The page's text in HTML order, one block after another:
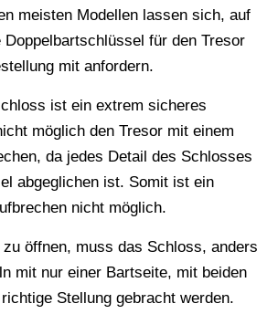
meisten Modellen lassen sich, auf
für den Tresor
mit anfordern.
ist ein extrem sicheres
möglich den Tresor mit einem
da jedes Detail des Schlosses
abgeglichen ist. Somit ist ein
nicht möglich.
öffnen, muss das Schloss, anders
mit nur einer Bartseite, mit beiden
Stellung gebracht werden.